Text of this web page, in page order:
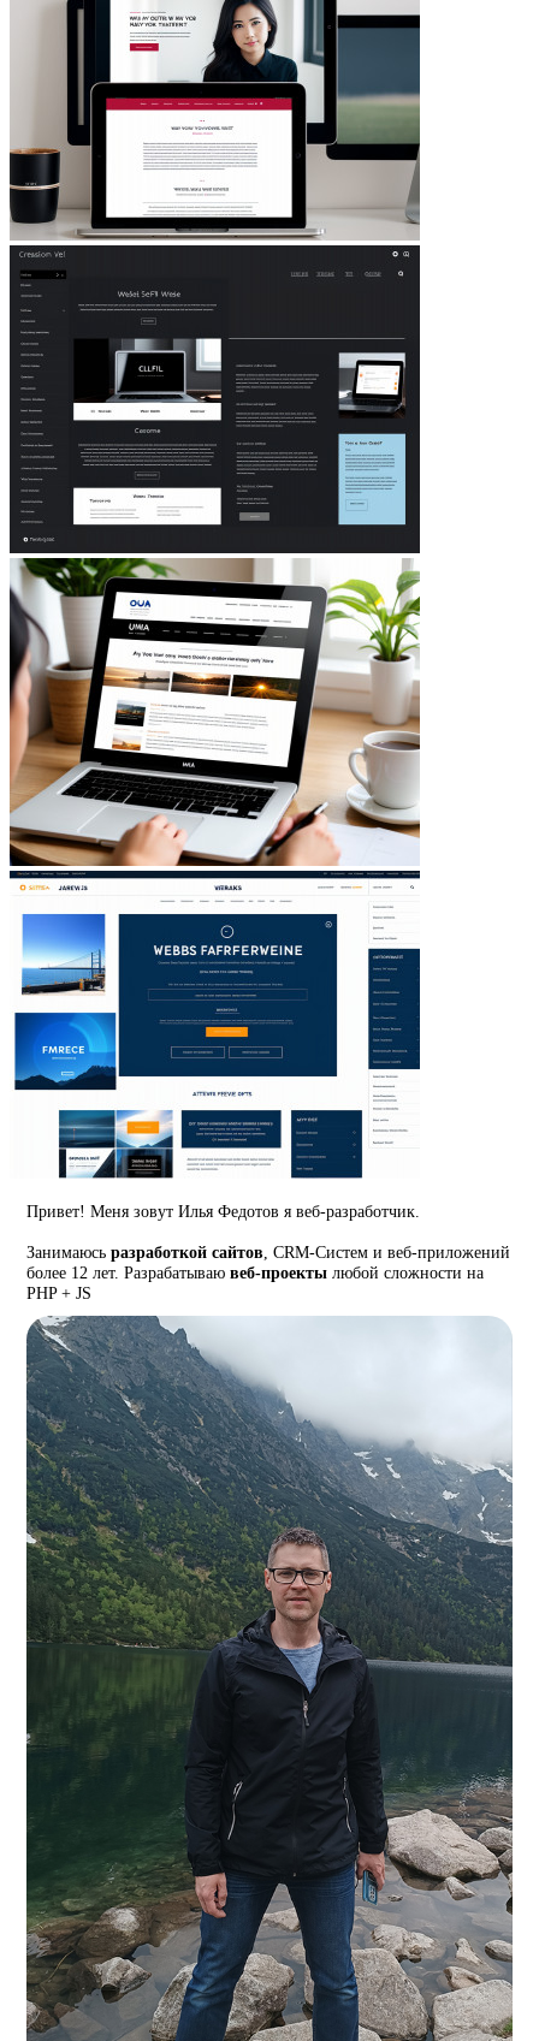
Привет! Меня зовут Илья Федотов я веб-разработчик.
Занимаюсьразработкой сайтов , CRM-Систем и веб-приложений
более 12 лет. Разрабатываювеб-проекты любой сложности на
PHP + JS